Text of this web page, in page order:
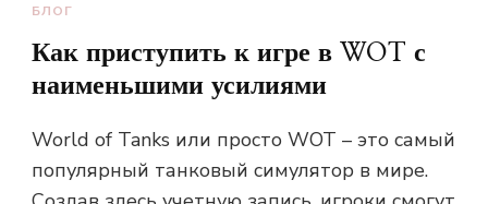
БЛОГ
Как приступить к игре в WOT с
наименьшими усилиями
World of Tanks или просто WOT – это самый
популярный танковый симулятор в мире.